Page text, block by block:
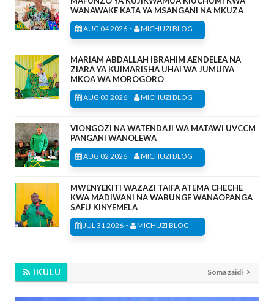
WANAWAKE KATA YA MSANGANI NA MKUZA
AUG 04 2026 - MICHUZI BLOG
MARIAM ABDALLAH IBRAHIM AENDELEA NA
ZIARA YA KUIMARISHA UHAI WA JUMUIYA
MKOA WA MOROGORO
AUG 03 2026 - MICHUZI BLOG
VIONGOZI NA WATENDAJI WA MATAWI UVCCM
PANGANI WANOLEWA
AUG 02 2026 - MICHUZI BLOG
MWENYEKITI WAZAZI TAIFA ATEMA CHECHE
KWA MADIWANI NA WABUNGE WANAOPANGA
SAFU KINYEMELA
JUL 31 2026 - MICHUZI BLOG
IKULU Soma zaidi